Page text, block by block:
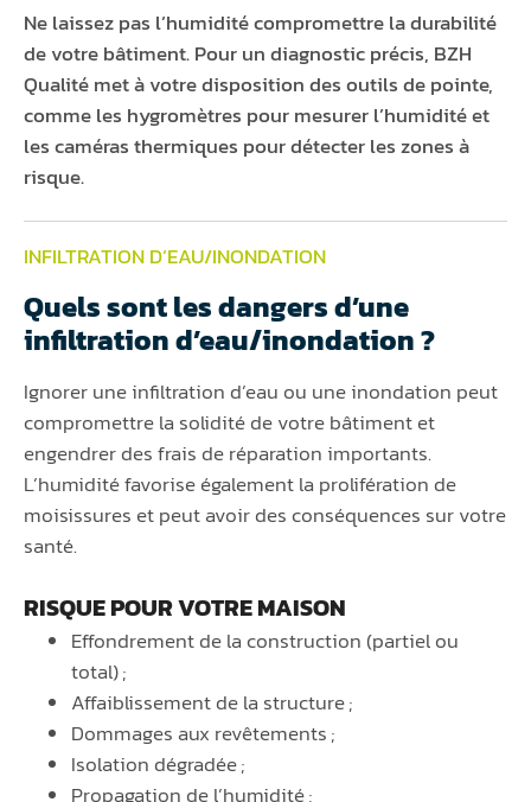
Ne laissez pas l’humidité compromettre la durabilité
de votre bâtiment. Pour un diagnostic précis, BZH
Qualité met à votre disposition des outils de pointe,
comme les hygromètres pour mesurer l’humidité et
les caméras thermiques pour détecter les zones à
risque.
INFILTRATION D’EAU/INONDATION
Quels sont les dangers d’une
infiltration d’eau/inondation ?
Ignorer une infiltration d’eau ou une inondation peut
compromettre la solidité de votre bâtiment et
engendrer des frais de réparation importants.
L’humidité favorise également la prolifération de
moisissures et peut avoir des conséquences sur votre
santé.
RISQUE POUR VOTRE MAISON
Effondrement de la construction (partiel ou
total) ;
Affaiblissement de la structure ;
Dommages aux revêtements ;
Isolation dégradée ;
Propagation de l’humidité ;